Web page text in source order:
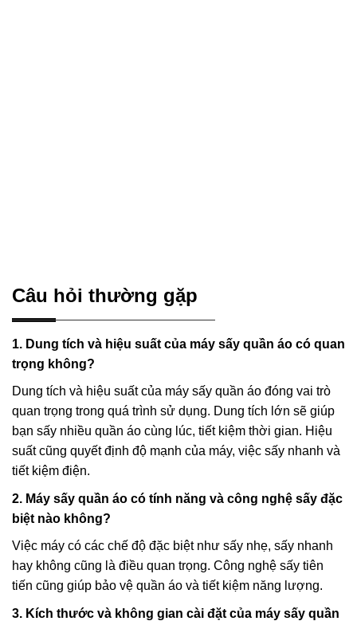
Câu hỏi thường gặp
1. Dung tích và hiệu suất của máy sấy quần áo có quan
trọng không?
Dung tích và hiệu suất của máy sấy quần áo đóng vai trò
quan trọng trong quá trình sử dụng. Dung tích lớn sẽ giúp
bạn sấy nhiều quần áo cùng lúc, tiết kiệm thời gian. Hiệu
suất cũng quyết định độ mạnh của máy, việc sấy nhanh và
tiết kiệm điện.
2. Máy sấy quần áo có tính năng và công nghệ sấy đặc
biệt nào không?
Việc máy có các chế độ đặc biệt như sấy nhẹ, sấy nhanh
hay không cũng là điều quan trọng. Công nghệ sấy tiên
tiến cũng giúp bảo vệ quần áo và tiết kiệm năng lượng.
3. Kích thước và không gian cài đặt của máy sấy quần